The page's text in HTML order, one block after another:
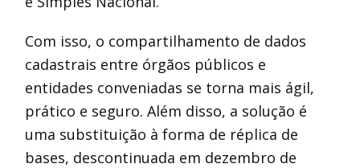
Com isso, o compartilhamento de dados
cadastrais entre órgãos públicos e
entidades conveniadas se torna mais ágil,
prático e seguro. Além disso, a solução é
uma substituição à forma de réplica de
bases, descontinuada em dezembro de